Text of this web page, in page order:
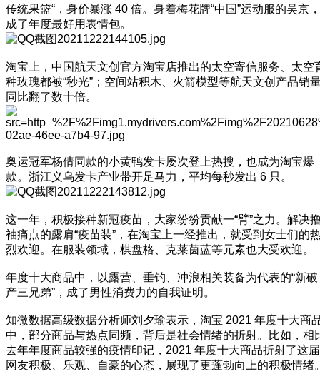
传统果篮“，身价暴涨 40 倍。身着梅花牌“中国”运动服的吴京，
成了年度最好用表情包。
淘宝上，中国航天文创官方淘宝店推出的太空寄信服务、太空
种玫瑰都被“秒光”；空间站积木、火箭模型等航天文创产品销
同比翻了数十倍。
奥运冠军杨倩同款的小黄鸭发卡屡次登上热搜，也成为淘宝爆
款。浙江义乌发卡产业带开足马力，平均每秒发出 6 只。
这一年，积极接种新冠疫苗，大家纷纷贡献一“臂”之力。解决
袖痛点的露肩“疫苗装”，在淘宝上一经推出，就受到女士们的
烈欢迎。在服装领域，棋盘格、克莱茵蓝等元素也大受欢迎。
年度十大商品中，以露营、垂钓、冲浪相关装备为代表的“新破
产三兄弟”，成了男性消费力的自我证明。
知微数据高级数据分析师刘夕瑜表示，淘宝 2021 年度十大商
中，部分商品与热点同频，背后是社会情绪的折射。比如，相
去年年度商品较强的疫情印记，2021 年度十大商品折射了这届
网友积极、乐观、自豪的心态，展现了更蓬勃向上的积极情绪